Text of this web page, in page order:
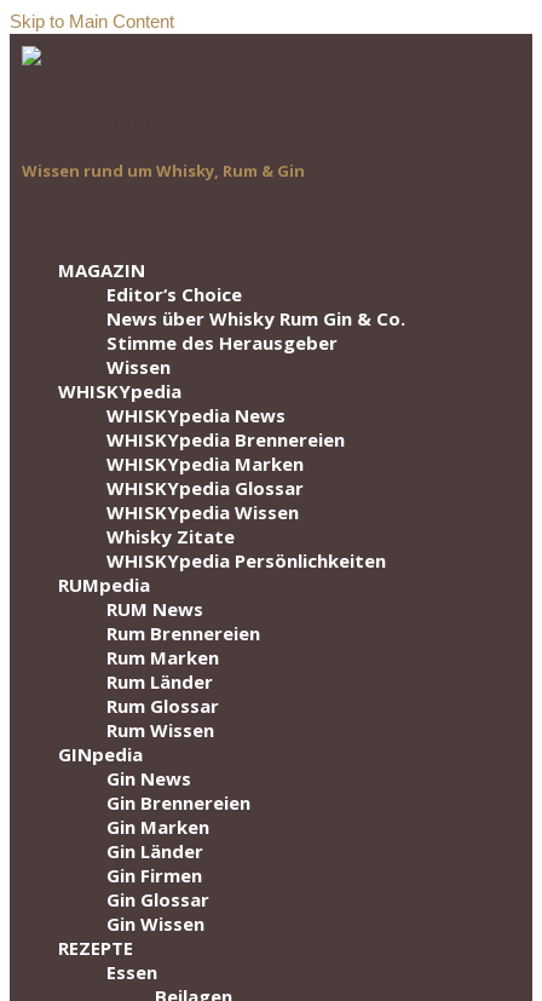
Skip to Main Content
Wissen rund um Whisky, Rum & Gin
MAGAZIN
Editor‘s Choice
News über Whisky Rum Gin & Co.
Stimme des Herausgeber
Wissen
WHISKYpedia
WHISKYpedia News
WHISKYpedia Brennereien
WHISKYpedia Marken
WHISKYpedia Glossar
WHISKYpedia Wissen
Whisky Zitate
WHISKYpedia Persönlichkeiten
RUMpedia
RUM News
Rum Brennereien
Rum Marken
Rum Länder
Rum Glossar
Rum Wissen
GINpedia
Gin News
Gin Brennereien
Gin Marken
Gin Länder
Gin Firmen
Gin Glossar
Gin Wissen
REZEPTE
Essen
Beilagen